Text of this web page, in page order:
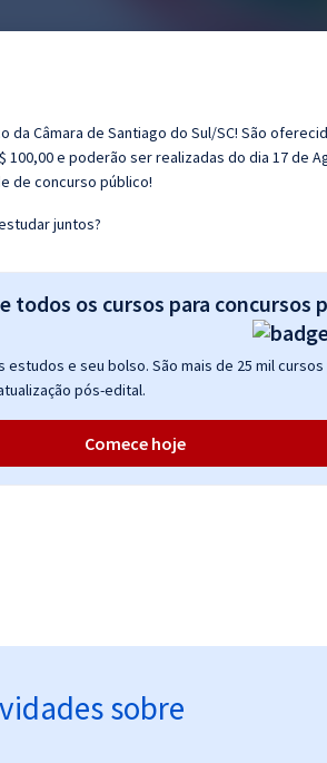
Câmara de Santiago do Sul/SC! São
100,00 e poderão ser realizadas do dia 17 de
de concurso público!
juntos?
todos os cursos para concursos
e seu bolso. São mais de 25 mil
pós-edital.
Comece hoje
sobre